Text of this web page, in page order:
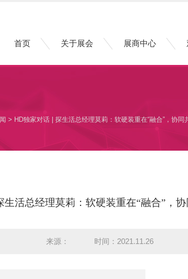
首页 关于展会 展商中心
> HD独家对话 | 探生活总经理莫莉：软硬装重在“融合”，协同
生活总经理莫莉：软硬装重在“融合”，
来源： 时间：2021.11.26